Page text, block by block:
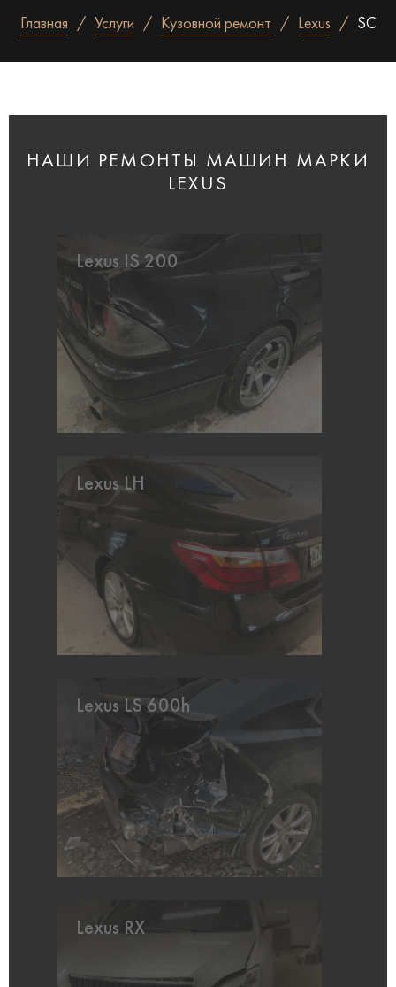
Главная Услуги Кузовной ремонт Lexus SC
НАШИ РЕМОНТЫ МАШИН МАРКИ
LEXUS
Lexus IS 200
Lexus LH
Lexus LS 600h
Lexus RX